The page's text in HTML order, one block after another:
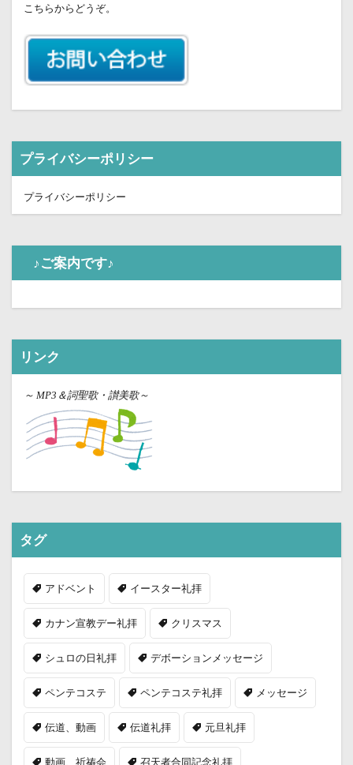
こちらからどうぞ。
プライバシーポリシー
プライバシーポリシー
♪ご案内です♪
リンク
～ MP3＆詞聖歌・讃美歌～
タグ
アドベント イースター礼拝
カナン宣教デー礼拝 クリスマス
シュロの日礼拝 デボーションメッセージ
ペンテコステ ペンテコステ礼拝 メッセージ
伝道、動画 伝道礼拝 元旦礼拝
動画、祈祷会 召天者合同記念礼拝